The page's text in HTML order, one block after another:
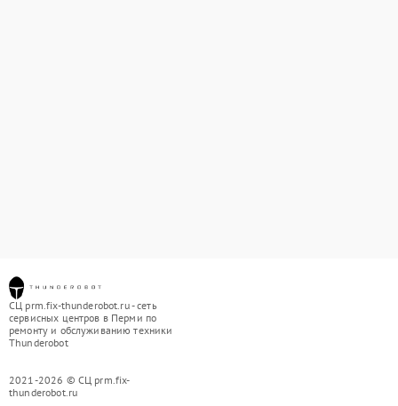
СЦ prm.fix-thunderobot.ru - сеть
сервисных центров в Перми по
ремонту и обслуживанию техники
Thunderobot
2021-2026 © СЦ prm.fix-
thunderobot.ru